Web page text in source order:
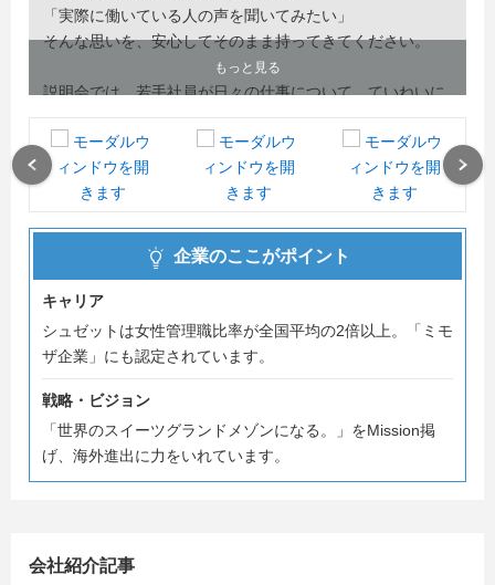
「実際に働いている人の声を聞いてみたい」
そんな思いを、安心してそのまま持ってきてください。
説明会では、若手社員が日々の仕事について、ていねいに
お話しします。
ネットでは伝わりきらない“働く人の本音”を通して、未来
の自分を具体的に思い描いていただける内容です。
・職場の雰囲気や、働き方のリアルを知りたい方
・若手社員の経験談を聞き、仕事のイメージを深めたい方
・就活の軸を見つけたい方
※※※説明会で得られること
なります
・気になることをその場で質問でき、不安をそのままにし
ません
仕事のこと、挑戦したこと、迷った瞬間など…
もっと見る
企業のここがポイント
キャリア
シュゼットは女性管理職比率が全国平均の2倍以上。「ミモ
ザ企業」にも認定されています。
戦略・ビジョン
「世界のスイーツグランドメゾンになる。」をMission掲
げ、海外進出に力をいれています。
会社紹介記事